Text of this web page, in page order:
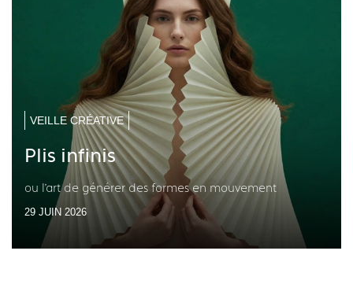
VEILLE CRÉATIVE
Plis infinis
ou l’art de générer des formes en mouvement
29 JUIN 2026